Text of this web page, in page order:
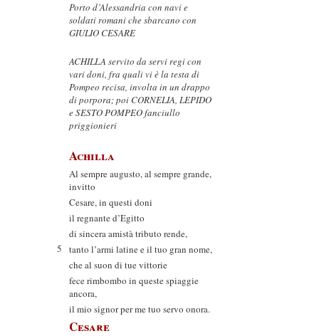
Porto d’Alessandria con navi e
soldati romani che sbarcano con
GIULIO CESARE
ACHILLA servito da servi regi con
vari doni, fra quali vi è la testa di
Pompeo recisa, involta in un drappo
di porpora; poi CORNELIA, LEPIDO
e SESTO POMPEO fanciullo
priggionieri
Achilla
Al sempre augusto, al sempre grande,
invitto
Cesare, in questi doni
il regnante d’Egitto
di sincera amistà tributo rende,
5
tanto l’armi latine e il tuo gran nome,
che al suon di tue vittorie
fece rimbombo in queste spiaggie
ancora,
il mio signor per me tuo servo onora.
Cesare